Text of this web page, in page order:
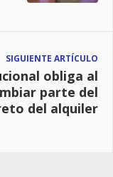
SIGUIENTE ARTÍCULO
obliga al
parte del
del alquiler